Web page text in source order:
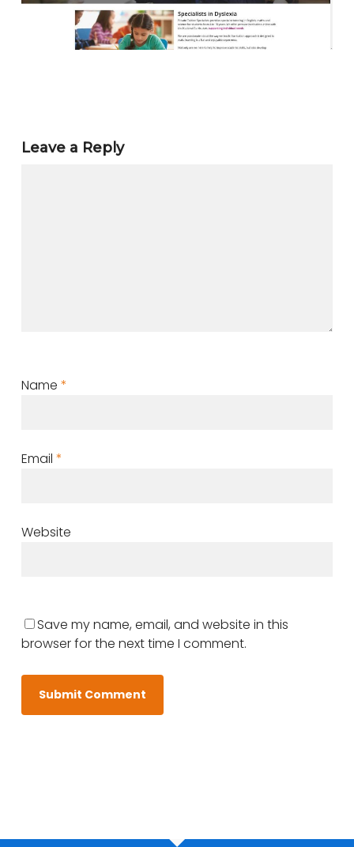
Leave a Reply
Name *
Email *
Website
Save my name, email, and website in this
browser for the next time I comment.